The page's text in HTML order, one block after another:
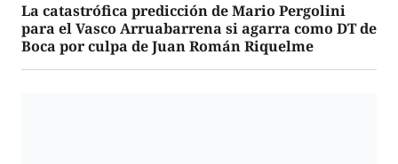
La catastrófica predicción de Mario Pergolini
para el Vasco Arruabarrena si agarra como DT de
Boca por culpa de Juan Román Riquelme